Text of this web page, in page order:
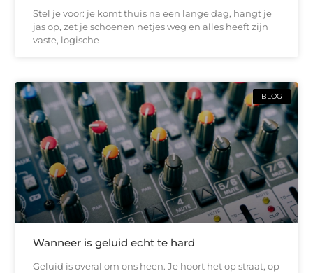
Stel je voor: je komt thuis na een lange dag, hangt je
jas op, zet je schoenen netjes weg en alles heeft zijn
vaste, logische
BLOG
Wanneer is geluid echt te hard
Geluid is overal om ons heen. Je hoort het op straat, op